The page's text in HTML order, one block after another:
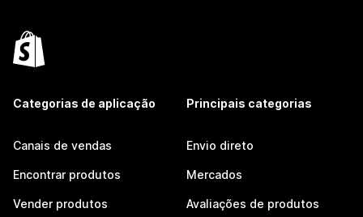
Categorias de aplicação
Canais de vendas
Encontrar produtos
Vender produtos
Principais categorias
Envio direto
Mercados
Avaliações de produtos